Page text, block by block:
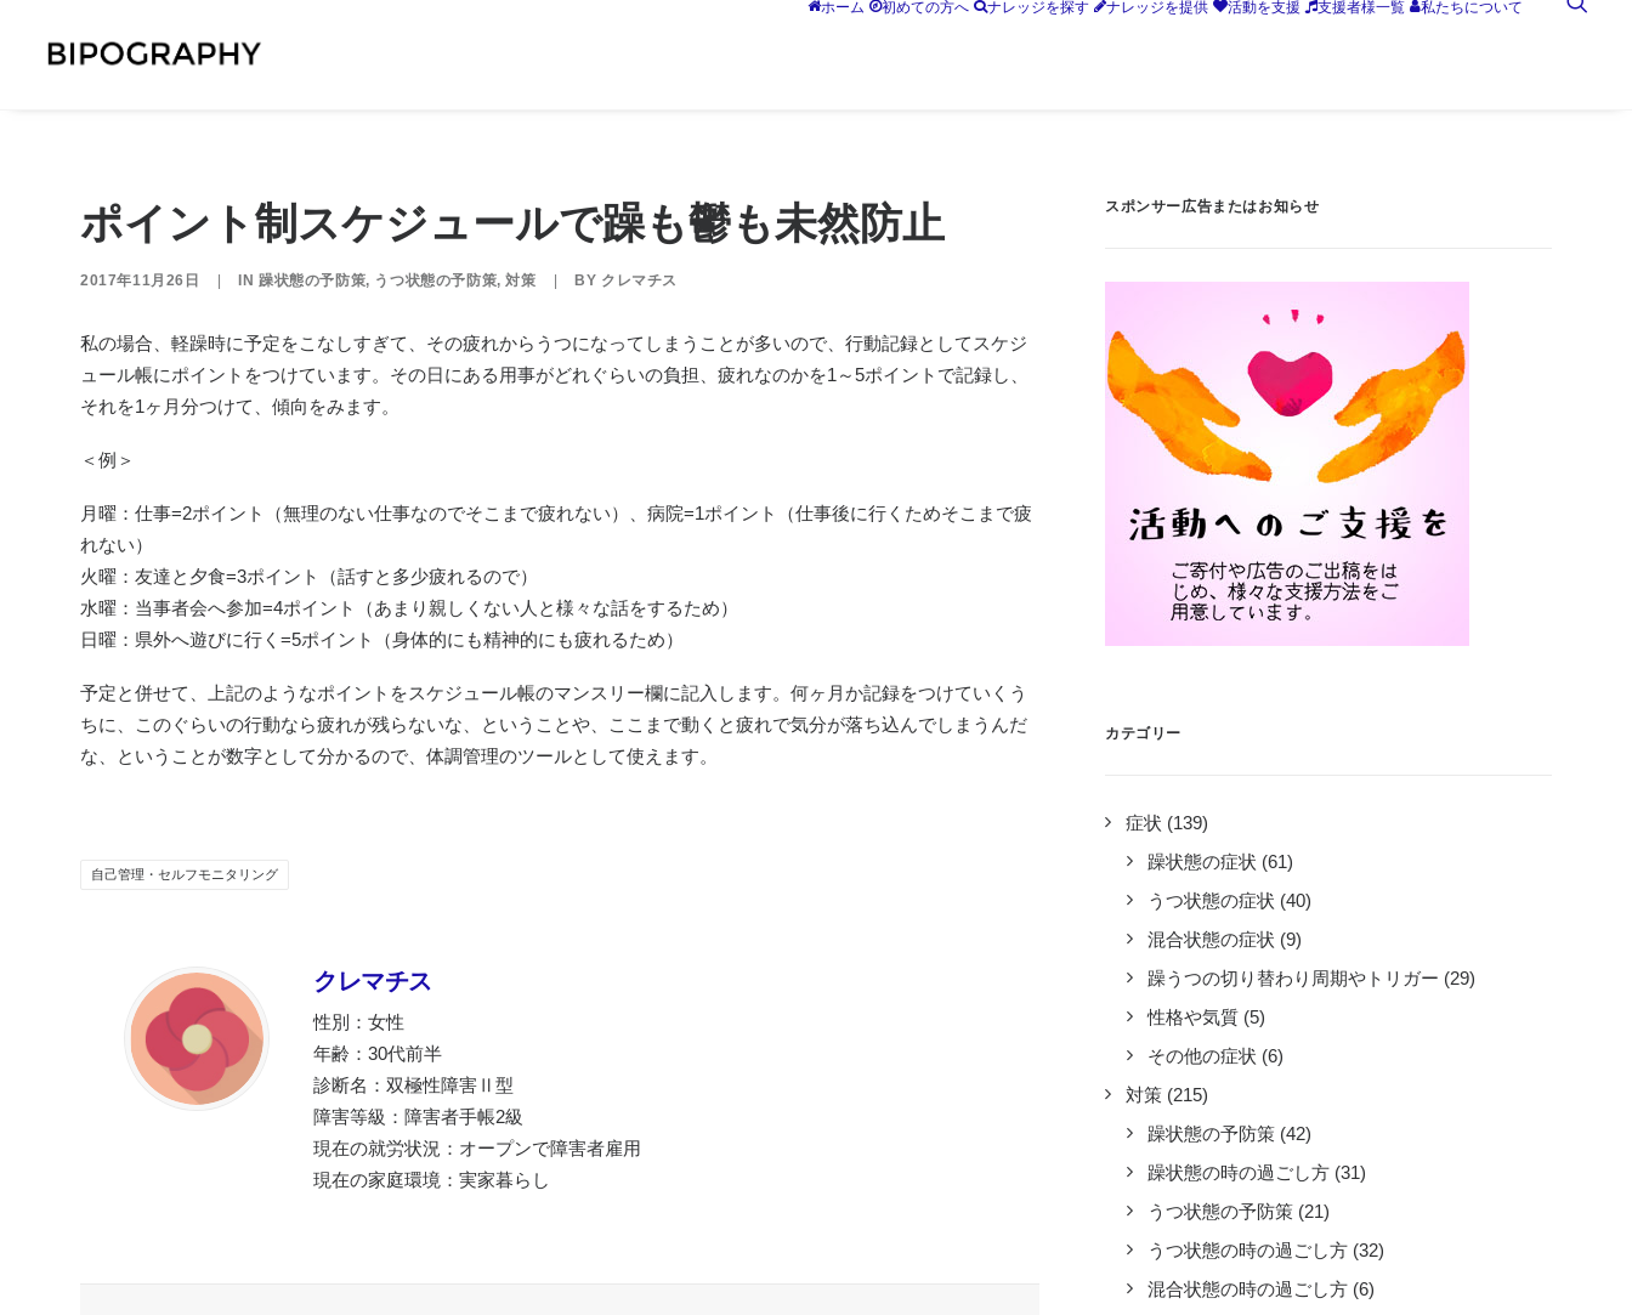
ホーム 初めての方へ ナレッジを探す ナレッジを提供 活動を支援 支援者様一覧 私たちについて
ポイント制スケジュールで躁も鬱も未然防止
2017年11月26日 IN躁状態の予防策, うつ状態の予防策,対策 BY クレマチス
私の場合、軽躁時に予定をこなしすぎて、その疲れからうつになってしまうことが多いので、行動記録としてスケジ
ュール帳にポイントをつけています。 その日にある用事がどれぐらいの負担、疲れなのかを1～5ポイントで記録し、
それを1ヶ月分つけて、傾向をみます。
＜例＞
月曜：仕事=2ポイント（無理のない仕事なのでそこまで疲れない）、病院=1ポイント（仕事後に行くためそこまで疲
れない）
火曜：友達と夕食=3ポイント（話すと多少疲れるので）
水曜：当事者会へ参加=4ポイント（あまり親しくない人と様々な話をするため）
日曜：県外へ遊びに行く=5ポイント（身体的にも精神的にも疲れるため）
予定と併せて、上記のようなポイントをスケジュール帳のマンスリー欄に記入します。何ヶ月か記録をつけていくう
ちに、このぐらいの行動なら疲れが残らないな、ということや、ここまで動くと疲れで気分が落ち込んでしまうんだ
な、ということが数字として分かるので、体調管理のツールとして使えます。
自己管理・セルフモニタリング
クレマチス
性別：女性
年齢：30代前半
診断名：双極性障害Ⅱ型
障害等級：障害者手帳2級
現在の就労状況：オープンで障害者雇用
現在の家庭環境：実家暮らし
スポンサー広告またはお知らせ
カテゴリー
症状 (139)
躁状態の症状 (61)
うつ状態の症状 (40)
混合状態の症状 (9)
躁うつの切り替わり周期やトリガー (29)
性格や気質 (5)
その他の症状 (6)
対策 (215)
躁状態の予防策 (42)
躁状態の時の過ごし方 (31)
うつ状態の予防策 (21)
うつ状態の時の過ごし方 (32)
混合状態の時の過ごし方 (6)